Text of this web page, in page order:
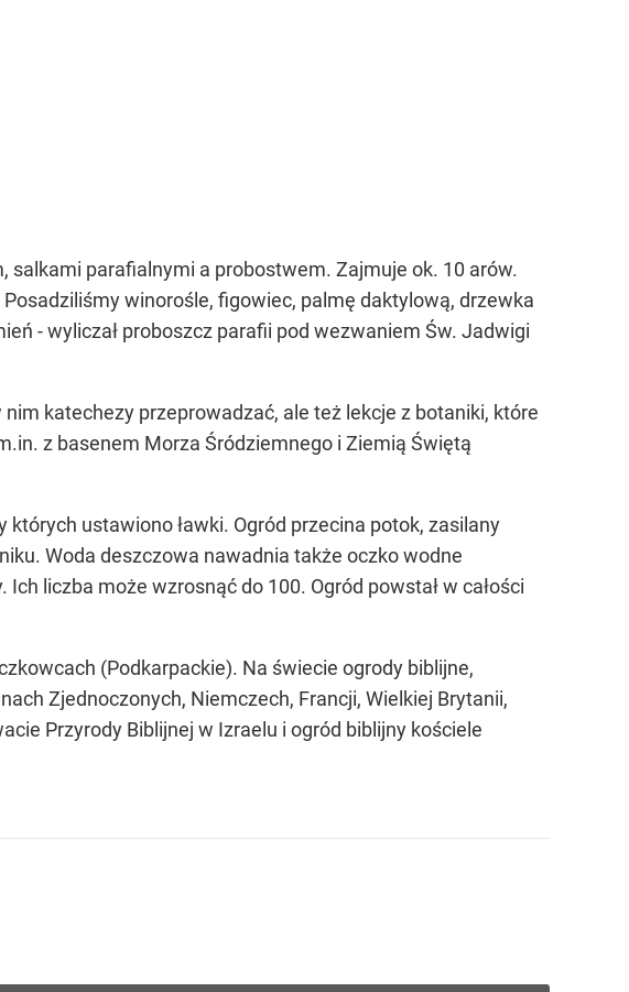
salkami parafialnymi a probostwem. Zajmuje ok. 10 arów.
winorośle, figowiec, palmę daktylową, drzewka
- wyliczał proboszcz parafii pod wezwaniem Św. Jadwigi
katechezy przeprowadzać, ale też lekcje z botaniki, które
z basenem Morza Śródziemnego i Ziemią Świętą
ustawiono ławki. Ogród przecina potok, zasilany
Woda deszczowa nawadnia także oczko wodne
liczba może wzrosnąć do 100. Ogród powstał w całości
(Podkarpackie). Na świecie ogrody biblijne,
Zjednoczonych, Niemczech, Francji, Wielkiej Brytanii,
Przyrody Biblijnej w Izraelu i ogród biblijny kościele